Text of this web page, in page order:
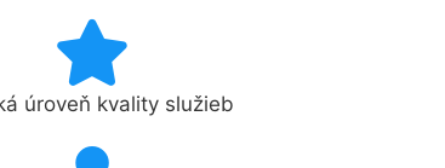
úroveň kvality služieb